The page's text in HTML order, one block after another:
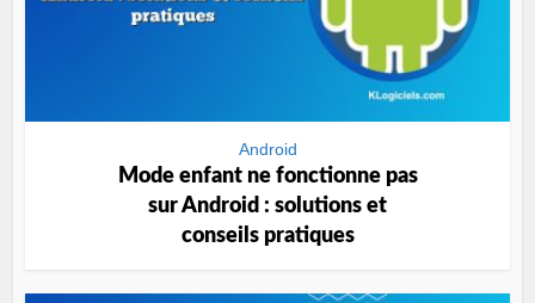
Android
Mode enfant ne fonctionne pas
sur Android : solutions et
conseils pratiques